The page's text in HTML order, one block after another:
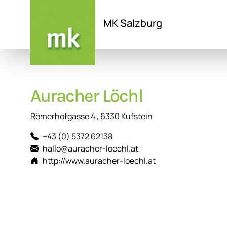
MK Salzburg
Auracher Löchl
Römerhofgasse 4 , 6330 Kufstein
+43 (0) 5372 62138
hallo@auracher-loechl.at
http://www.auracher-loechl.at